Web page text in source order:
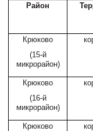
Район
Крюково
(15-й
микрорайон)
Крюково
(16-й
микрорайон)
Крюково